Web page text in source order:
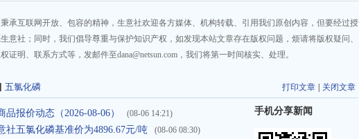
秉承互联网开放、包容的精神，生意社欢迎各方媒体、机构转载、引用我们原创内容，但要经过授
意社；同时，我们倡导尊重与保护知识产权，如发现本站文章存在版权问题，烦请将版权疑问、
证明、联系方式等，发邮件至dana@netsun.com，我们将第一时间核实、处理。
打印文章 关闭文章
五氯化磷
品报价动态（2026-08-06） (08-06 14:21)
社五氯化磷基准价为4896.67元/吨 (08-06 08:30)
手机分享新闻